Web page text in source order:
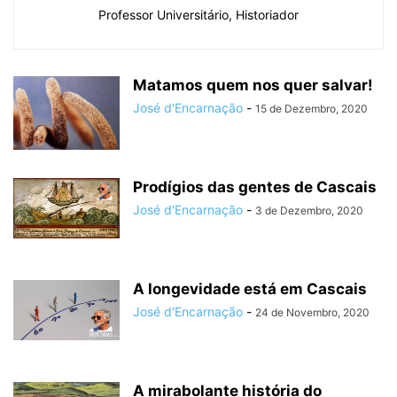
Professor Universitário, Historiador
Matamos quem nos quer salvar!
José d'Encarnação - 15 de Dezembro, 2020
Prodígios das gentes de Cascais
José d'Encarnação - 3 de Dezembro, 2020
A longevidade está em Cascais
José d'Encarnação - 24 de Novembro, 2020
A mirabolante história do